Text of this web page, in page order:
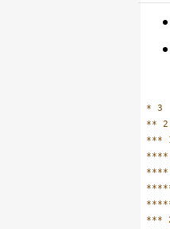
* 3
** 2
***
****
****
***